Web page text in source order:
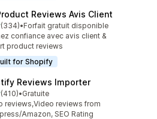
Reviews Avis Client
sur 5
(334)au total
•Forfait gratuit disponible
confiance avec avis client &
product reviews
for Shopify
Reviews Importer
sur 5
(410)au total
•Gratuite
reviews,Video reviews from
Amazon, SEO Rating